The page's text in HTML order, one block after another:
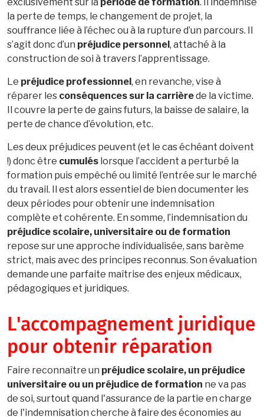
la perte de temps, le changement de projet, la
souffrance liée à l’échec ou à la rupture d’un parcours. Il
s’agit donc d’un préjudice personnel, attaché à la
construction de soi à travers l’apprentissage.
Le préjudice professionnel, en revanche, vise à
réparer les conséquences sur la carrièrede la victime.
Il couvre la perte de gains futurs, la baisse de salaire, la
perte de chance d’évolution, etc.
Les deux préjudices peuvent (et le cas échéant doivent
!) donc être cumulés lorsque l’accident a perturbé la
formation puis empêché ou limité l’entrée sur le marché
du travail. Il est alors essentiel de bien documenter les
deux périodes pour obtenir une indemnisation
complète et cohérente. En somme, l’indemnisation du
préjudice scolaire, universitaire ou de formation
repose sur une approche individualisée, sans barème
strict, mais avec des principes reconnus. Son évaluation
demande une parfaite maîtrise des enjeux médicaux,
pédagogiques et juridiques.
L'accompagnement juridique
pour obtenir réparation
Faire reconnaître un préjudice scolaire, un préjudice
universitaire ou un préjudice de formation ne va pas
de soi, surtout quand l'assurance de la partie en charge
de l'indemnisation cherche à faire des économies au